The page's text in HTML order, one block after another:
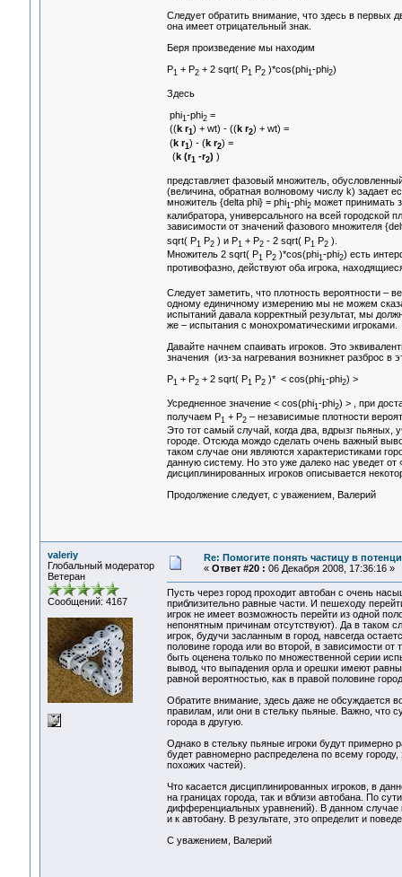
Следует обратить внимание, что здесь в первых
она имеет отрицательный знак.
Беря произведение мы находим
Р1 + Р2+ 2 sqrt( Р1 Р2)*cos(phi1-phi2)
Здесь
phi1-phi2=
((k r1) + wt) - ((k r2) + wt) =
(k r1) - (k r2) =
(k (r1 -r2) )
представляет фазовый множитель,
(величина, обратная волновому числу k) задает
множитель {delta phi} = phi1-phi2может принимать
калибратора, универсального на всей
зависимости от значений фазового множителя
sqrt( Р1 Р2) и Р1 + Р2- 2 sqrt( Р1 Р2).
Множитель 2 sqrt( Р1 Р2)*cos(phi1-phi2) есть
противофазно, действуют оба игрока,
Следует заметить, что плотность вероятности –
одному единичному измерению мы не можем
испытаний давала корректный результат, мы
же – испытания с монохроматическими игроками.
Давайте начнем спаивать игроков. Это
значения (из-за нагревания возникнет разброс в
Р1 + Р2 + 2 sqrt( Р1 Р2)* < cos(phi1-phi2) >
Усредненное значение < cos(phi1-phi2) > , при
получаем Р1 + Р2 – независимые плотности
Это тот самый случай, когда два, вдрызг пьяных,
городе. Отсюда мождо сделать очень важный
таком случае они являются характеристиками
данную систему. Но это уже далеко нас уведет
дисциплинированных игроков описывается
Продолжение следует, с уважением, Валерий
valeriy
Глобальный модератор
Ветеран
Сообщений: 4167
Re: Помогите понять частицу в
« Ответ #20 : 06 Декабря 2008, 17:36:16 »
Пусть через город проходит автобан с очень
приблизительно равные части. И пешеходу
игрок не имеет возможность перейти из одной
непонятным причинам отсутствуют). Да в таком
игрок, будучи засланным в город, навсегда
половине города или во второй, в зависимости
быть оценена только по множественной серии
вывод, что выпадения орла и орешки имеют
равной вероятностью, как в правой половине
Обратите внимание, здесь даже не обсуждается
правилам, или они в стельку пьяные. Важно, что
города в другую.
Однако в стельку пьяные игроки будут примерно
будет равномерно распределена по всему
похожих частей).
Что касается дисциплинированных игроков, в
на границах города, так и вблизи автобана. По
дифференциальных уравнений). В данном случае
и к автобану. В результате, это определит и
С уважением, Валерий